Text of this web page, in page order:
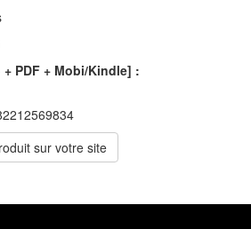
PDF + Mobi/Kindle] :
sur votre site